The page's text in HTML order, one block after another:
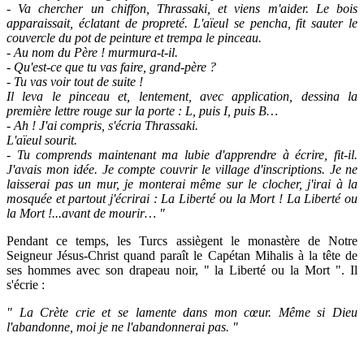
- Va chercher un chiffon, Thrassaki, et viens m'aider. Le bois
apparaissait, éclatant de propreté. L'aïeul se pencha, fit sauter le
couvercle du pot de peinture et trempa le pinceau.
- Au nom du Père ! murmura-t-il.
- Qu'est-ce que tu vas faire, grand-père ?
- Tu vas voir tout de suite !
Il leva le pinceau et, lentement, avec application, dessina la
première lettre rouge sur la porte : L, puis I, puis B…
- Ah ! J'ai compris, s'écria Thrassaki.
L'aïeul sourit.
- Tu comprends maintenant ma lubie d'apprendre à écrire, fit-il.
J'avais mon idée. Je compte couvrir le village d'inscriptions. Je ne
laisserai pas un mur, je monterai même sur le clocher, j'irai à la
mosquée et partout j'écrirai : La Liberté ou la Mort ! La Liberté ou
la Mort !...avant de mourir… "
Pendant ce temps, les Turcs assiègent le monastère de Notre
Seigneur Jésus-Christ quand paraît le Capétan Mihalis à la tête de
ses hommes avec son drapeau noir, " la Liberté ou la Mort ". Il
s'écrie :
" La Crète crie et se lamente dans mon cœur. Même si Dieu
l'abandonne, moi je ne l'abandonnerai pas. "